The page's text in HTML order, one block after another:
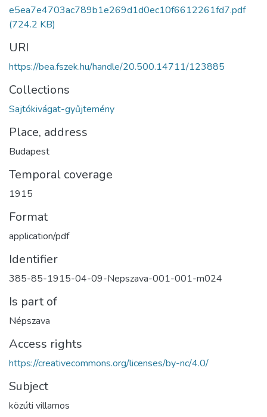
e5ea7e4703ac789b1e269d1d0ec10f6612261fd7.pdf
(724.2 KB)
URI
https://bea.fszek.hu/handle/20.500.14711/123885
Collections
Sajtókivágat-gyűjtemény
Place, address
Budapest
Temporal coverage
1915
Format
application/pdf
Identifier
385-85-1915-04-09-Nepszava-001-001-m024
Is part of
Népszava
Access rights
https://creativecommons.org/licenses/by-nc/4.0/
Subject
közúti villamos